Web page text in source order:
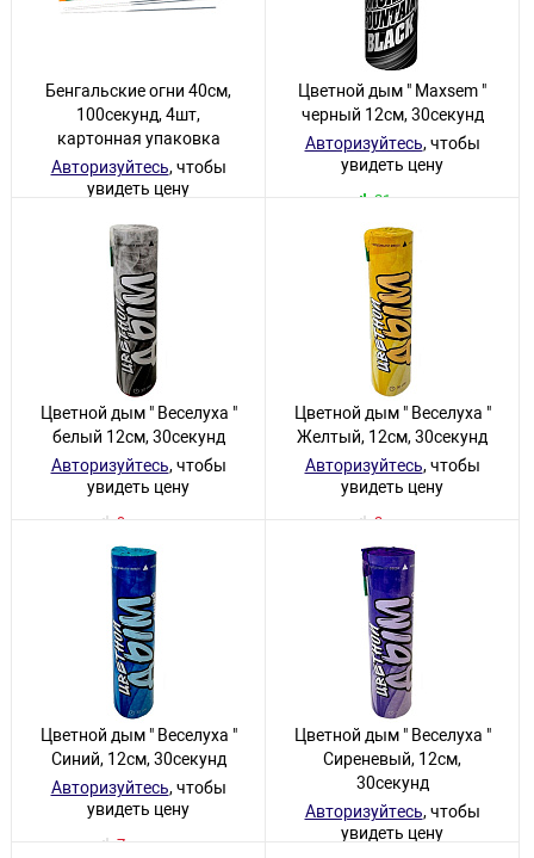
Бенгальские огни 40см,
100секунд, 4шт,
картонная упаковка
Авторизуйтесь, чтобы
увидеть цену
233 товара
Цветной дым " Maxsem "
черный 12см, 30секунд
Авторизуйтесь, чтобы
увидеть цену
21 товар
Цветной дым " Веселуха "
белый 12см, 30секунд
Авторизуйтесь, чтобы
увидеть цену
9 товаров
Цветной дым " Веселуха "
Желтый, 12см, 30секунд
Авторизуйтесь, чтобы
увидеть цену
3 товара
Цветной дым " Веселуха "
Синий, 12см, 30секунд
Авторизуйтесь, чтобы
увидеть цену
7 товаров
Цветной дым " Веселуха "
Сиреневый, 12см,
30секунд
Авторизуйтесь, чтобы
увидеть цену